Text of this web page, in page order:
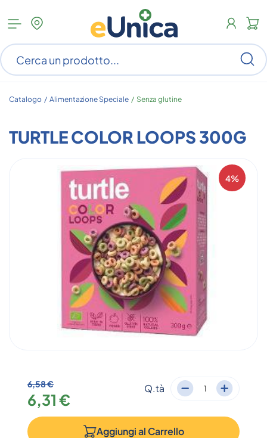
Apri
menu
categorie
Catalogo / Alimentazione Speciale / Senza glutine
TURTLE COLOR LOOPS 300G
4%
6,58 €
6,31 €
Q.tà
Aggiungi al Carrello